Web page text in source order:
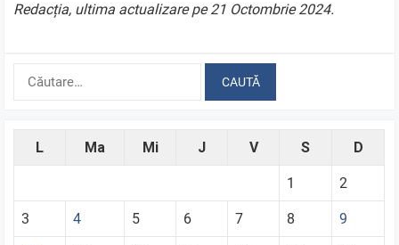
Redacția, ultima actualizare pe 21 Octombrie 2024.
Caută
L Ma Mi J V S D
1 2
3 4 5 6 7 8 9